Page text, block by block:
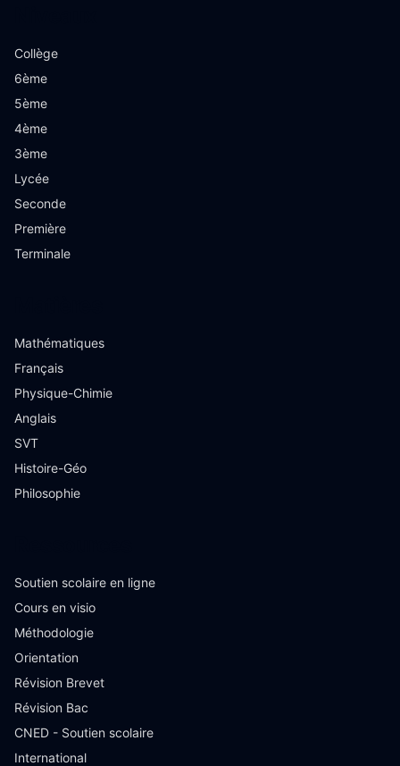
Collège
6ème
5ème
4ème
3ème
Lycée
Seconde
Première
Terminale
Mathématiques
Français
Physique-Chimie
Anglais
SVT
Histoire-Géo
Philosophie
Soutien scolaire en ligne
Cours en visio
Méthodologie
Orientation
Révision Brevet
Révision Bac
CNED - Soutien scolaire
International